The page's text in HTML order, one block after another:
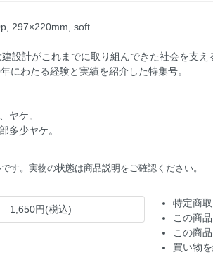
297×220mm, soft
設計がこれまでに取り組んできた社会を支
にわたる経験と実績を紹介した特集号。
ヤケ。
多少ヤケ。
す。実物の状態は商品説明をご確認ください。
1,650円(税込)
特定商
この商
この商
買い物